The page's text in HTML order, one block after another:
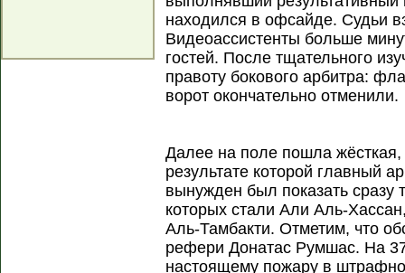
находился в офсайде. Судьи
Видеоассистенты больше
гостей. После тщательного
правоту бокового арбитра:
ворот окончательно отменили.
Далее на поле пошла
результате которой главный
вынужден был показать сразу
которых стали Али Аль-
Аль-Тамбакти. Отметим, что
рефери Донатас Румшас. На
настоящему пожару в